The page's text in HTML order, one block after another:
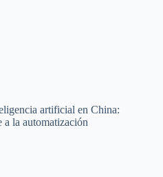
artificial en China:
a la automatización